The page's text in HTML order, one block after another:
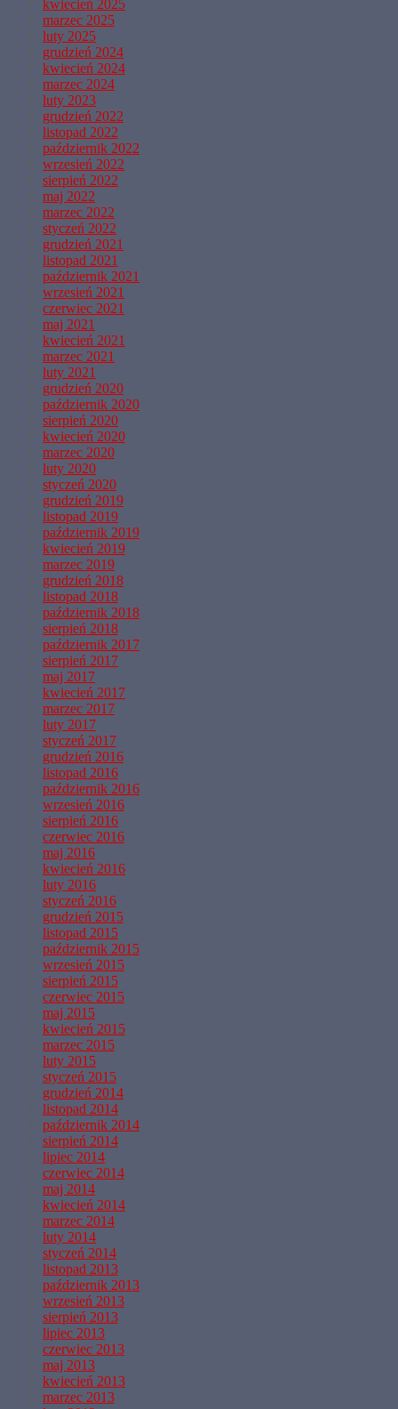
kwiecień 2025
marzec 2025
luty 2025
grudzień 2024
kwiecień 2024
marzec 2024
luty 2023
grudzień 2022
listopad 2022
październik 2022
wrzesień 2022
sierpień 2022
maj 2022
marzec 2022
styczeń 2022
grudzień 2021
listopad 2021
październik 2021
wrzesień 2021
czerwiec 2021
maj 2021
kwiecień 2021
marzec 2021
luty 2021
grudzień 2020
październik 2020
sierpień 2020
kwiecień 2020
marzec 2020
luty 2020
styczeń 2020
grudzień 2019
listopad 2019
październik 2019
kwiecień 2019
marzec 2019
grudzień 2018
listopad 2018
październik 2018
sierpień 2018
październik 2017
sierpień 2017
maj 2017
kwiecień 2017
marzec 2017
luty 2017
styczeń 2017
grudzień 2016
listopad 2016
październik 2016
wrzesień 2016
sierpień 2016
czerwiec 2016
maj 2016
kwiecień 2016
luty 2016
styczeń 2016
grudzień 2015
listopad 2015
październik 2015
wrzesień 2015
sierpień 2015
czerwiec 2015
maj 2015
kwiecień 2015
marzec 2015
luty 2015
styczeń 2015
grudzień 2014
listopad 2014
październik 2014
sierpień 2014
lipiec 2014
czerwiec 2014
maj 2014
kwiecień 2014
marzec 2014
luty 2014
styczeń 2014
listopad 2013
październik 2013
wrzesień 2013
sierpień 2013
lipiec 2013
czerwiec 2013
maj 2013
kwiecień 2013
marzec 2013